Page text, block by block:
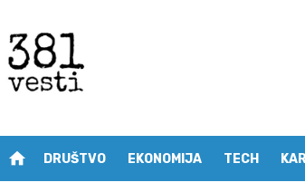
home DRUŠTVO EKONOMIJA TECH